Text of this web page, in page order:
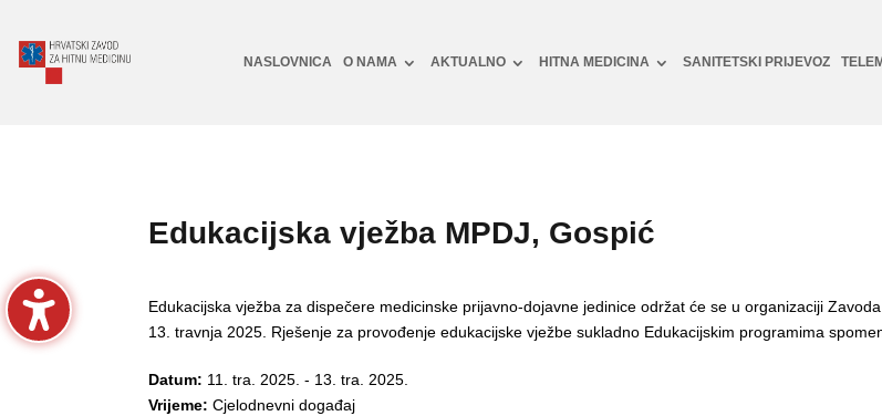
NASLOVNICA O NAMA AKTUALNO HITNA MEDICINA SANITETSKI PRIJEVOZ
Edukacijska vježba MPDJ, Gospić
Edukacijska vježba za dispečere medicinske prijavno-dojavne jedinice održat će se u organizaciji
13. travnja 2025. Rješenje za provođenje edukacijske vježbe sukladno Edukacijskim programima
Datum: 11. tra. 2025. - 13. tra. 2025.
Vrijeme:Cjelodnevni događaj